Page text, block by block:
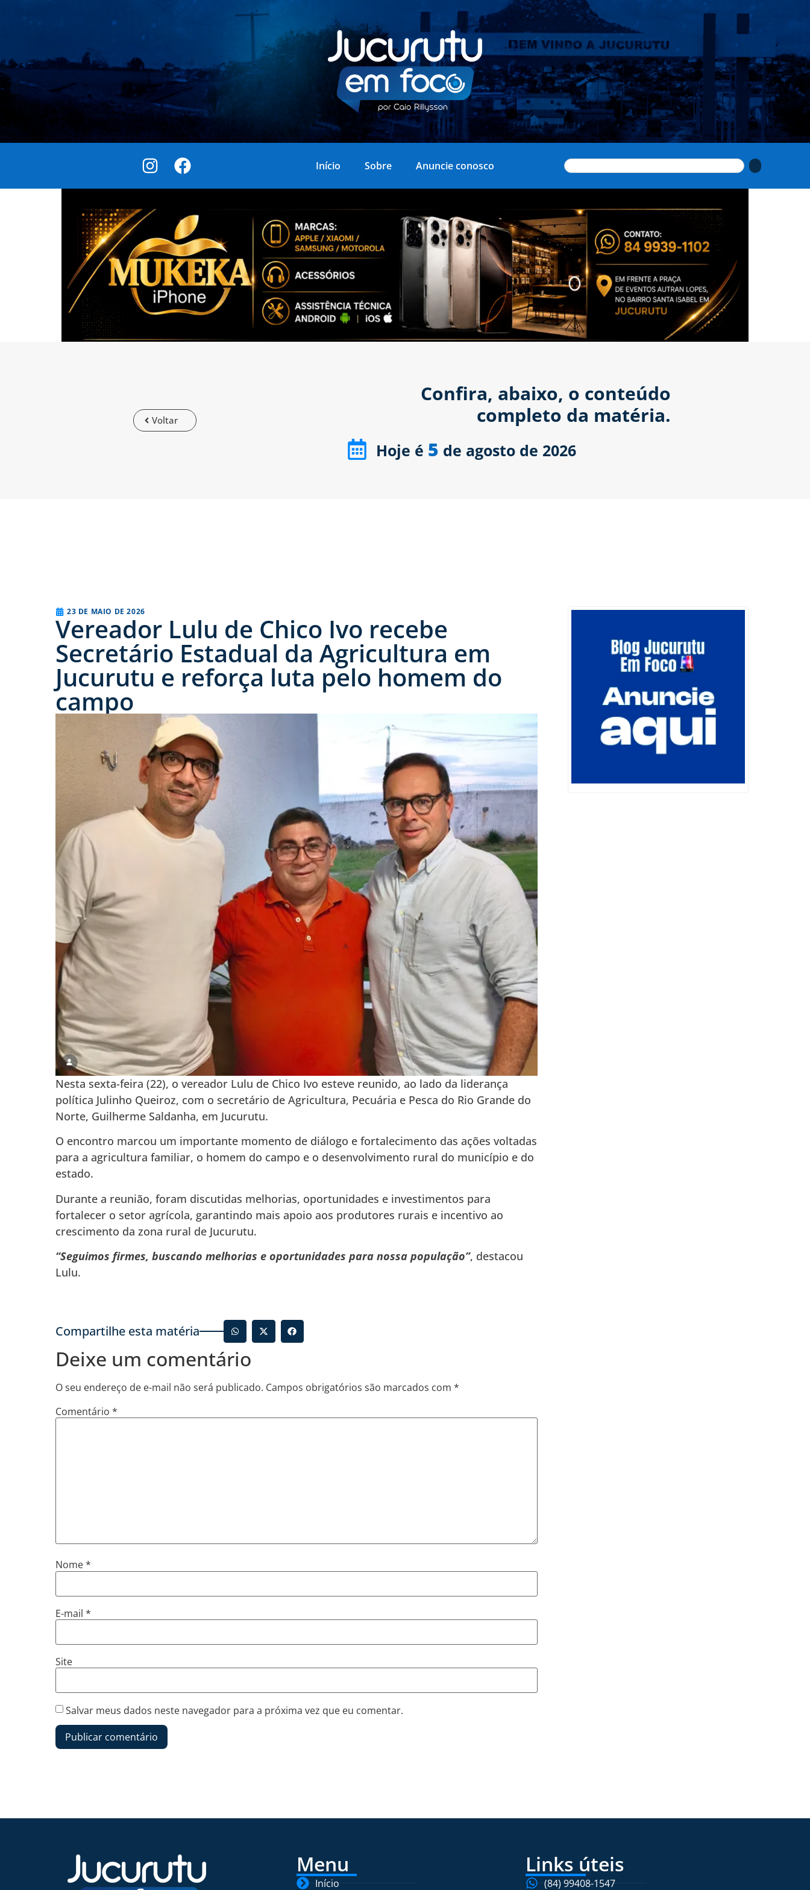
Início Sobre Anuncie conosco
Voltar
Confira, abaixo, o conteúdo
completo da matéria.
Hoje é 5 de agosto de 2026
23 DE MAIO DE 2026
Vereador Lulu de Chico Ivo recebe
Secretário Estadual da Agricultura em
Jucurutu e reforça luta pelo homem do
campo
Nesta sexta-feira (22), o vereador Lulu de Chico Ivo esteve reunido, ao lado da liderança
política Julinho Queiroz, com o secretário de Agricultura, Pecuária e Pesca do Rio Grande do
Norte, Guilherme Saldanha, em Jucurutu.
O encontro marcou um importante momento de diálogo e fortalecimento das ações voltadas
para a agricultura familiar, o homem do campo e o desenvolvimento rural do município e do
estado.
Durante a reunião, foram discutidas melhorias, oportunidades e investimentos para
fortalecer o setor agrícola, garantindo mais apoio aos produtores rurais e incentivo ao
crescimento da zona rural de Jucurutu.
“Seguimos firmes, buscando melhorias e oportunidades para nossa população”, destacou
Lulu.
Compartilhe esta matéria
Deixe um comentário
O seu endereço de e-mail não será publicado. Campos obrigatórios são marcados com *
Comentário *
Nome*
E-mail *
Site
Salvar meus dados neste navegador para a próxima vez que eu comentar.
Menu
Início
Links úteis
(84) 99408-1547